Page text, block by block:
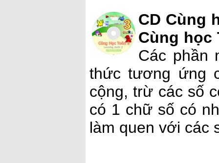
CD Cùng
Cùng học
Các phần
thức tương ứng
cộng, trừ các số
có 1 chữ số có
làm quen với các